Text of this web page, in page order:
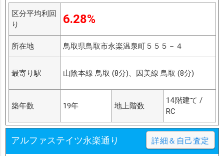
区分平均利回
り
6.28%
所在地 鳥取県鳥取市永楽温泉町５５５－４
最寄り駅 山陰本線 鳥取 (8分)、因美線 鳥取 (8分)
築年数 19年 地上階数
14階建て /
RC
アルファステイツ永楽通り 詳細＆自己査定